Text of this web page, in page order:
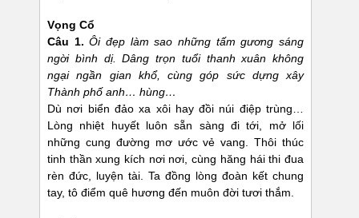
Vọng Cổ
Câu 1. Ôi đẹp làm sao những tấm gương sáng
ngời bình dị. Dâng trọn tuổi thanh xuân không
ngại ngần gian khổ, cùng góp sức dựng xây
Thành phố anh… hùng…
Dù nơi biển đảo xa xôi hay đồi núi điệp trùng…
Lòng nhiệt huyết luôn sẵn sàng đi tới, mở lối
những cung đường mơ ước vẻ vang. Thôi thúc
tinh thần xung kích nơi nơi, cùng hăng hái thi đua
rèn đức, luyện tài. Ta đồng lòng đoàn kết chung
tay, tô điểm quê hương đến muôn đời tươi thắm.